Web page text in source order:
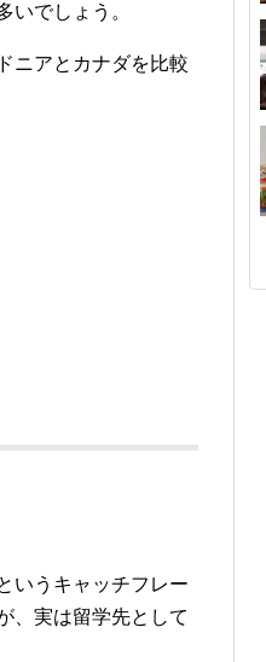
いでしょう。
ニアとカナダを比較
いうキャッチフレー
、実は留学先として